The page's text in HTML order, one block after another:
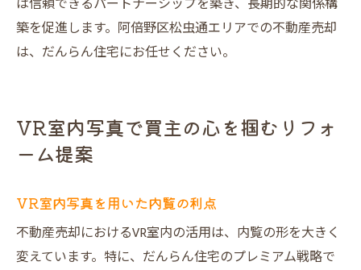
は信頼できるパートナーシップを築き、長期的な関係構
築を促進します。阿倍野区松虫通エリアでの不動産売却
は、だんらん住宅にお任せください。
VR室内写真で買主の心を掴むリフォ
ーム提案
VR室内写真を用いた内覧の利点
不動産売却におけるVR室内の活用は、内覧の形を大きく
変えています。特に、だんらん住宅のプレミアム戦略で